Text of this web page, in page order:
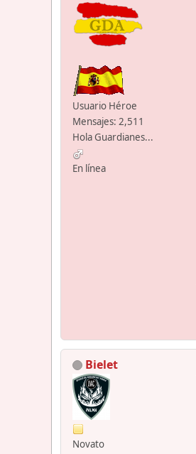
Usuario Héroe
Mensajes: 2,511
Hola Guardianes...
En línea
Bielet
Novato